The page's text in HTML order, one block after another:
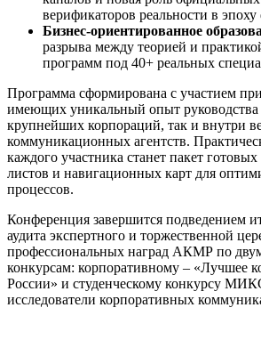
верификаторов реальности в эпоху
Бизнес-ориентированное
разрыва между теорией и
программ под 40+ реальных
Программа сформирована с участием
имеющих уникальный опыт руководства
крупнейших корпораций, так и внутри
коммуникационных агентств.
каждого участника станет пакет
листов и навигационных карт для
процессов.
Конференция завершится подведением
аудита экспертного и торжественной
профессиональных наград АКМР по
конкурсам: корпоративному – «Лучшее
России» и студенческому конкурсу
исследователи корпоративных